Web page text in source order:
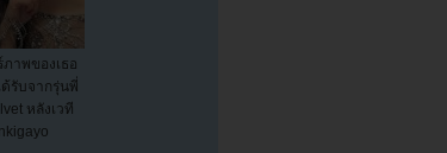
าพของเธอ
รับจากรุ่นพี่
หลังเวที